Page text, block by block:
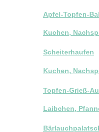
Apfel-Topfen-
Kuchen,
Scheiterhaufen
Kuchen,
Topfen-Grieß-
Laibchen,